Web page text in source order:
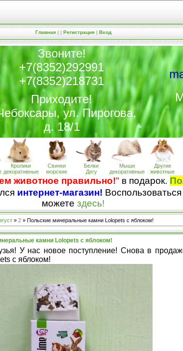
Главная| | Регистрация| Вход
Звоните!
+7(8352)292991
+7(8352)218731
Приходите!
ул. Пирогова,
д. 18/1
Кролики
декоративные
Свинки
морские
Белки
Дегу
Мыши
декоративные
Другие
животные
животное правильно!" в подарок.
интернет-магазин!
можете здесь!
» 2» Польские минеральные камни Lolopets с яблоком!
камни Lolopets с яблоком!
У нас новое поступление! Снова в
с яблоком!